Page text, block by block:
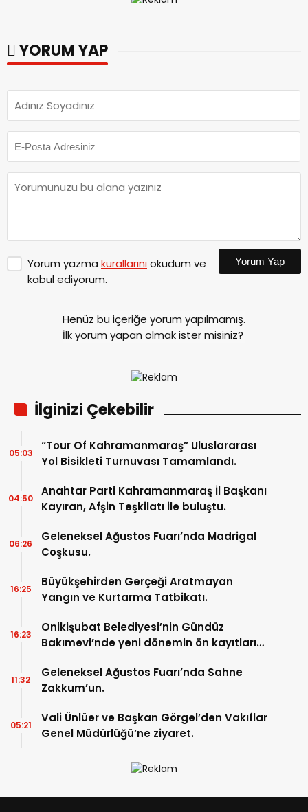
YORUM YAP
Yorum yazma kurallarınıokudum ve
kabul ediyorum.
Yorum Yap
Henüz bu içeriğe yorum yapılmamış.
İlk yorum yapan olmak ister misiniz?
İlginizi Çekebilir
“Tour Of Kahramanmaraş” Uluslararası
Yol Bisikleti Turnuvası Tamamlandı.
05:03
Anahtar Parti Kahramanmaraş İl Başkanı
Kayıran, Afşin Teşkilatı ile buluştu.
04:50
Geleneksel Ağustos Fuarı’nda Madrigal
Coşkusu.
06:26
Büyükşehirden Gerçeği Aratmayan
Yangın ve Kurtarma Tatbikatı.
16:25
Onikişubat Belediyesi’nin Gündüz
Bakımevi’nde yeni dönemin ön kayıtları
16:23
Geleneksel Ağustos Fuarı’nda Sahne
Zakkum’un.
11:32
Vali Ünlüer ve Başkan Görgel’den Vakıflar
Genel Müdürlüğü’ne ziyaret.
05:21